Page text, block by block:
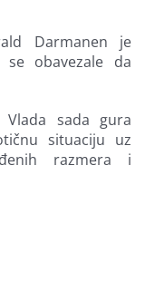
Darmanen je
obavezale da
Vlada sada gura
situaciju uz
razmera i